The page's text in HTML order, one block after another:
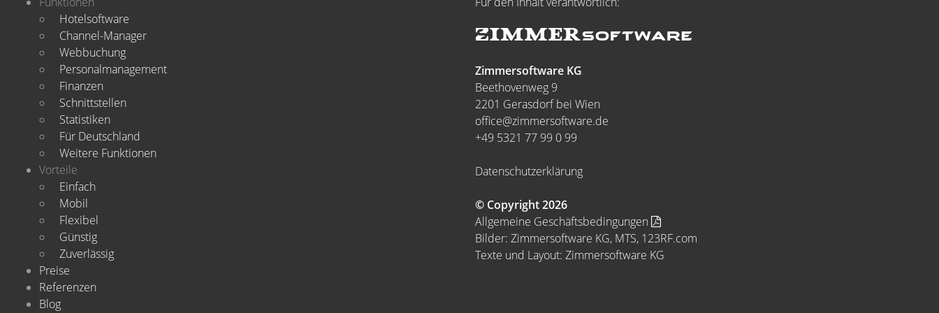
Hotelsoftware
Channel-Manager
Webbuchung
Personalmanagement
Finanzen
Schnittstellen
Statistiken
Für Deutschland
Weitere Funktionen
Vorteile
Einfach
Mobil
Flexibel
Günstig
Zuverlässig
Preise
Referenzen
Blog
Zimmersoftware KG
Beethovenweg 9
2201 Gerasdorf bei Wien
office@zimmersoftware.de
+49 5321 77 99 0 99
Datenschutzerklärung
© Copyright 2026
Allgemeine Geschäftsbedingungen
Bilder: Zimmersoftware KG, MTS, 123RF.com
Texte und Layout: Zimmersoftware KG